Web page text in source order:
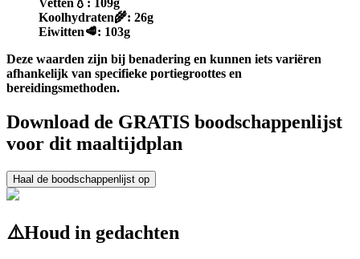
Vetten 💧: 109g
Koolhydraten🌾: 26g
Eiwitten🥩: 103g
Deze waarden zijn bij benadering en kunnen iets variëren
afhankelijk van specifieke portiegroottes en
bereidingsmethoden.
Download de GRATIS boodschappenlijst
voor dit maaltijdplan
Haal de boodschappenlijst op
⚠️Houd in gedachten